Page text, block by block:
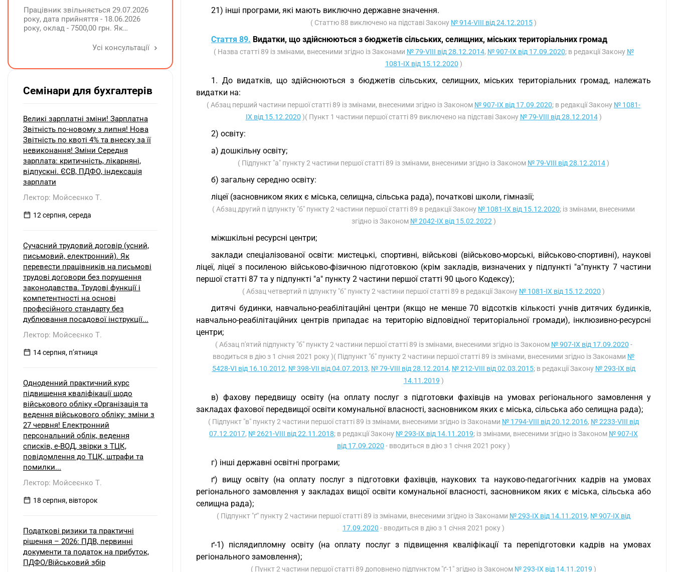
21) інші програми, які мають виключно державне значення.
( Статтю 88 виключено на підставі Закону № 914-VIII від 24.12.2015)
Стаття 89. Видатки, що здійснюються з бюджетів сільських, селищних, міських територіальних громад
( Назва статті 89 із змінами, внесеними згідно із Законами № 79-VIII від 28.12.2014, № 907-IX від 17.09.2020; в редакції Закону №
1081-IX від 15.12.2020 )
1. До видатків, що здійснюються з бюджетів сільських, селищних, міських територіальних громад, належать
видатки на:
( Абзац перший частини першої статті 89 із змінами, внесеними згідно із Законом № 907-IX від 17.09.2020; в редакції Закону № 1081-
IX від 15.12.2020 )( Пункт 1 частини першої статті 89 виключено на підставі Закону № 79-VIII від 28.12.2014)
2) освіту:
а) дошкільну освіту;
( Підпункт "а" пункту 2 частини першої статті 89 із змінами, внесеними згідно із Законом № 79-VIII від 28.12.2014)
б) загальну середню освіту:
ліцеї (засновником яких є міська, селищна, сільська рада), початкові школи, гімназії;
( Абзац другий п ідпункту "б" пункту 2 частини першої статті 89 в редакції Закону № 1081-IX від 15.12.2020; із змінами, внесеними
згідно із Законом № 2042-IX від 15.02.2022 )
міжшкільні ресурсні центри;
заклади спеціалізованої освіти: мистецькі, спортивні, військові (військово-морські, військово-спортивні), наукові
ліцеї, ліцеї з посиленою військово-фізичною підготовкою (крім закладів, визначених у підпункті "а"пункту 7 частини
першої статті 87 та у підпункті "а" пункту 2 частини першої статті 90 цього Кодексу);
( Абзац четвертий п ідпункту "б" пункту 2 частини першої статті 89 в редакції Закону № 1081-IX від 15.12.2020 )
дитячі будинки, навчально-реабілітаційні центри (якщо не менше 70 відсотків кількості учнів дитячих будинків,
навчально-реабілітаційних центрів припадає на територію відповідної територіальної громади), інклюзивно-ресурсні
центри;
( Абзац п'ятий підпункту "б" пункту 2 частини першої статті 89 із змінами, внесеними згідно із Законом № 907-IX від 17.09.2020 -
вводиться в дію з 1 січня 2021 року )( Підпункт "б" пункту 2 частини першої статті 89 із змінами, внесеними згідно із Законами №
5428-VI від 16.10.2012, № 398-VII від 04.07.2013, № 79-VIII від 28.12.2014, № 212-VIII від 02.03.2015; в редакції Закону № 293-IX від
14.11.2019 )
в) фахову передвищу освіту (на оплату послуг з підготовки фахівців на умовах регіонального замовлення у
закладах фахової передвищої освіти комунальної власності, засновником яких є міська, сільська або селищна рада);
( Підпункт "в" пункту 2 частини першої статті 89 із змінами, внесеними згідно із Законами № 1794-VIII від 20.12.2016, № 2233-VIII від
07.12.2017, № 2621-VIII від 22.11.2018; в редакції Закону № 293-IX від 14.11.2019; із змінами, внесеними згідно із Законом № 907-IX
від 17.09.2020 - вводиться в дію з 1 січня 2021 року )
г) інші державні освітні програми;
ґ) вищу освіту (на оплату послуг з підготовки фахівців, наукових та науково-педагогічних кадрів на умовах
регіонального замовлення у закладах вищої освіти комунальної власності, засновником яких є міська, сільська або
селищна рада);
( Підпункт "ґ" пункту 2 частини першої статті 89 із змінами, внесеними згідно із Законами № 293-IX від 14.11.2019, № 907-IX від
17.09.2020 - вводиться в дію з 1 січня 2021 року )
ґ-1) післядипломну освіту (на оплату послуг з підвищення кваліфікації та перепідготовки кадрів на умовах
регіонального замовлення);
( Пункт 2 частини першої статті 89 доповнено підпунктом "ґ-1" згідно із Законом № 293-IX від 14.11.2019 )
Працівник звільняється 29.07.2026
року, дата прийняття - 18.06.2026
року, оклад - 7500,00 грн. Як
невикористаних днів відпустки при
Усі консультації
Семінари для бухгалтерів
Великі зарплатні зміни! Зарплатна
Звітність по-новому з липня! Нова
Звітність по квоті 4% та внеску за її
невиконання! Зміни Середня
зарплата: критичність, лікарняні,
відпускні. ЄСВ, ПДФО, індексація
зарплати
Лектор: Мойсеєнко Т.
12 серпня, середа
Сучасний трудовий договір (усний,
письмовий, електронний). Як
перевести працівників на письмові
трудові договори без порушення
законодавства. Трудові функції і
компетентності на основі
професійного стандарту без
дублювання посадової інструкції...
Лектор: Мойсеєнко Т.
14 серпня, пʼятниця
Одноденний практичний курс
підвищення кваліфікації щодо
військового обліку «Організація та
ведення військового обліку: зміни з
27 червня! Електронний
персональний облік, ведення
списків, е-ВОД, звірки з ТЦК,
повідомлення до ТЦК, штрафи та
помилки...
Лектор: Мойсеєнко Т.
18 серпня, вівторок
Податкові ризики та практичні
рішення – 2026: ПДВ, первинні
документи та податок на прибуток,
ПДФО/Військовий збір